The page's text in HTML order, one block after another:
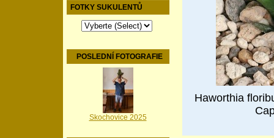
FOTKY SUKULENTŮ
POSLEDNÍ FOTOGRAFIE
Skochovice 2025
Haworthia